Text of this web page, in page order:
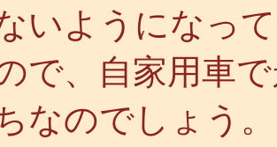
いようになっ
で、自家用車
なのでしょう。